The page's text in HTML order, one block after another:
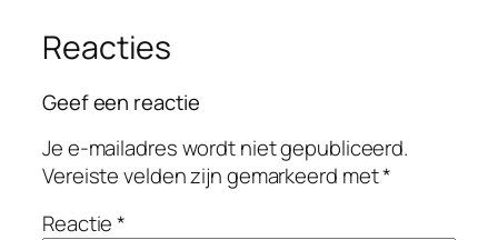
Reacties
Geef een reactie
Je e-mailadres wordt niet gepubliceerd.
Vereiste velden zijn gemarkeerd met*
Reactie*